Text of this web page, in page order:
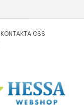
KONTAKTA OSS